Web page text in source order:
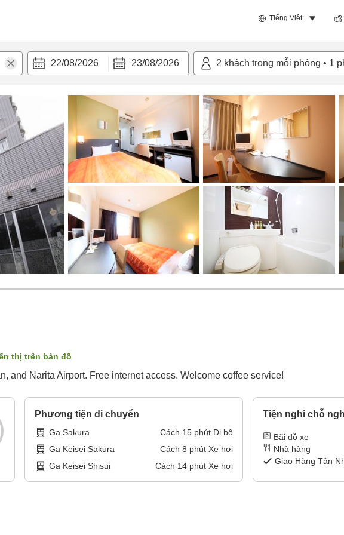
Tiếng Việt
22/08/2026 23/08/2026 2 khách trong mỗi phòng • 1
nghi
thị trên bản đồ
and Narita Airport. Free internet access. Welcome coffee service!
Phương tiện di chuyển
Ga Sakura Cách 15phút Đi bộ
Ga Keisei Sakura
Cách 8 phút Xe hơi
Ga Keisei Shisui
Cách 14phút Xe hơi
Tiện nghi chỗ
Bãi đỗ xe
Nhà hàng
Giao Hàng Tận